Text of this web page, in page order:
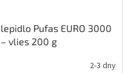
lepidlo Pufas EURO 3000
– vlies 200 g
2-3 dny